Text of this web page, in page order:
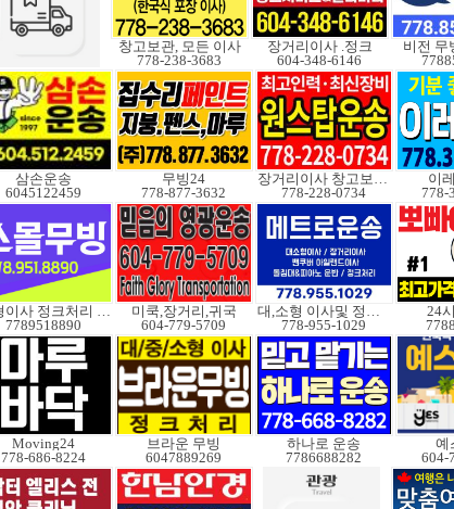
창고보관, 모든 이사
778-238-3683
장거리이사 .정크
604-348-6146
비전 무
삼손운송
6045122459
무빙24
778-877-3632
장거리이사 창고보관정크
778-228-0734
이
778-
소형이사 정크처리 무빙
7789518890
미쿡,장거리,귀국
604-779-5709
대,소형 이사및 정크처
778-955-1029
24
Moving24
778-686-8224
브라운 무빙
6047889269
하나로 운송
7786688282
예
604-